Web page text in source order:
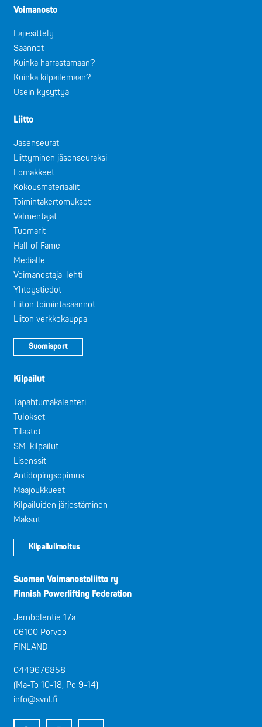
Voimanosto
Lajiesittely
Säännöt
Kuinka harrastamaan?
Kuinka kilpailemaan?
Usein kysyttyä
Liitto
Jäsenseurat
Liittyminen jäsenseuraksi
Lomakkeet
Kokousmateriaalit
Toimintakertomukset
Valmentajat
Tuomarit
Hall of Fame
Medialle
Voimanostaja-lehti
Yhteystiedot
Liiton toimintasäännöt
Liiton verkkokauppa
Suomisport
Kilpailut
Tapahtumakalenteri
Tulokset
Tilastot
SM-kilpailut
Lisenssit
Antidopingsopimus
Maajoukkueet
Kilpailuiden järjestäminen
Maksut
Kilpailuilmoitus
Suomen Voimanostoliitto ry
Finnish Powerlifting Federation
Jernbölentie 17a
06100 Porvoo
FINLAND
0449676858
(Ma-To 10-18, Pe 9-14)
info@svnl.fi